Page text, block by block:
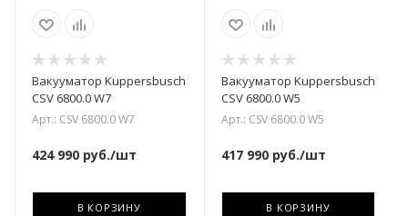
Вакууматор Kuppersbusch
CSV 6800.0 W7
Арт.: CSV 6800.0 W7
424 990 руб./шт
В КОРЗИНУ
Вакууматор Kuppersbusch
CSV 6800.0 W5
Арт.: CSV 6800.0 W5
417 990руб./шт
В КОРЗИНУ